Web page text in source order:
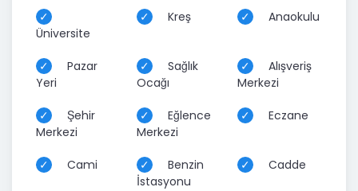
Üniversite
Kreş Anaokulu
Pazar
Yeri
Sağlık
Ocağı
Alışveriş
Merkezi
Şehir
Merkezi
Eğlence
Merkezi
Eczane
Cami
Benzin
İstasyonu
Cadde